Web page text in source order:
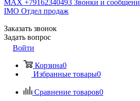
MAX +79162340493 Звонки и
IMO Отдел продаж
Заказать звонок
Задать вопрос
Войти
Корзина0
Избранные товары0
Сравнение товаров0